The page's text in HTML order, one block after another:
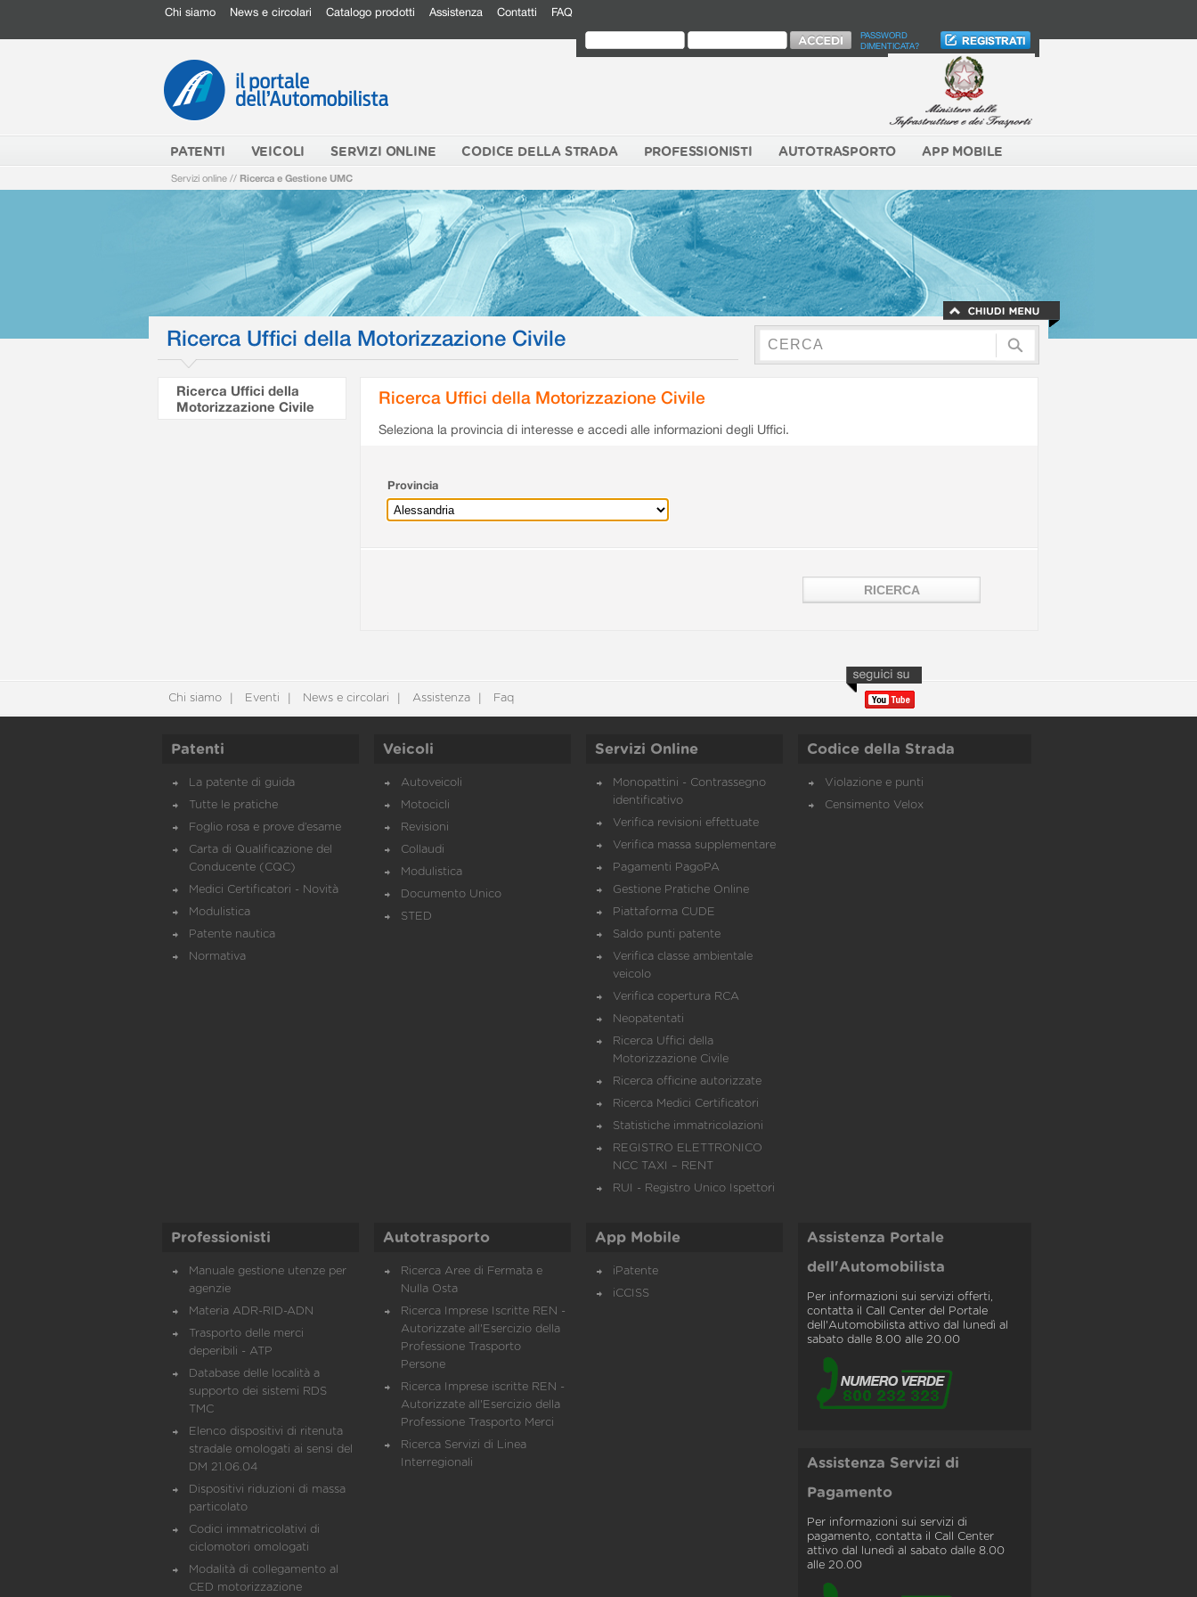
Chi siamo News e circolari Catalogo prodotti Assistenza Contatti FAQ
PASSWORD
DIMENTICATA?
PATENTI VEICOLI SERVIZI ONLINE CODICE DELLA STRADA PROFESSIONISTI AUTOTRASPORTO APP MOBILE
Servizi online // Ricerca e Gestione UMC
Ricerca Uffici della Motorizzazione Civile
Ricerca Uffici della
Motorizzazione Civile
Ricerca Uffici della Motorizzazione Civile
Seleziona la provincia di interesse e accedi alle informazioni degli Uffici.
Provincia
Chi siamo Eventi News e circolari Assistenza Faq
Patenti
La patente di guida
Tutte le pratiche
Foglio rosa e prove d’esame
Carta di Qualificazione del
Conducente (CQC)
Medici Certificatori - Novità
Modulistica
Patente nautica
Normativa
Veicoli
Autoveicoli
Motocicli
Revisioni
Collaudi
Modulistica
Documento Unico
STED
Servizi Online
Monopattini - Contrassegno
identificativo
Verifica revisioni effettuate
Verifica massa supplementare
Pagamenti PagoPA
Gestione Pratiche Online
Piattaforma CUDE
Saldo punti patente
Verifica classe ambientale
veicolo
Verifica copertura RCA
Neopatentati
Ricerca Uffici della
Motorizzazione Civile
Ricerca officine autorizzate
Ricerca Medici Certificatori
Statistiche immatricolazioni
REGISTRO ELETTRONICO
NCC TAXI – RENT
RUI - Registro Unico Ispettori
Codice della Strada
Violazione e punti
Censimento Velox
Professionisti
Manuale gestione utenze per
agenzie
Materia ADR-RID-ADN
Trasporto delle merci
deperibili - ATP
Database delle località a
supporto dei sistemi RDS
TMC
Elenco dispositivi di ritenuta
stradale omologati ai sensi del
DM 21.06.04
Dispositivi riduzioni di massa
particolato
Codici immatricolativi di
ciclomotori omologati
Modalità di collegamento al
CED motorizzazione
Autotrasporto
Ricerca Aree di Fermata e
Nulla Osta
Ricerca Imprese Iscritte REN -
Autorizzate all'Esercizio della
Professione Trasporto
Persone
Ricerca Imprese iscritte REN -
Autorizzate all'Esercizio della
Professione Trasporto Merci
Ricerca Servizi di Linea
Interregionali
App Mobile
iPatente
iCCISS
Assistenza Portale
dell'Automobilista
Per informazioni sui servizi offerti,
contatta il Call Center del Portale
dell'Automobilista attivo dal lunedì al
sabato dalle 8.00 alle 20.00
Assistenza Servizi di
Pagamento
Per informazioni sui servizi di
pagamento, contatta il Call Center
attivo dal lunedì al sabato dalle 8.00
alle 20.00